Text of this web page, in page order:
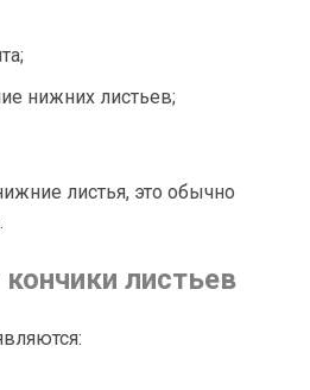
нижних листьев;
листья, это обычно
листьев